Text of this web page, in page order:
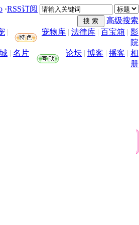
·RSS订阅
高级搜索
| 宠物库 | 法律库 | 百宝箱 | 影
院
| 名片 论坛 | 博客 | 播客 | 相
册